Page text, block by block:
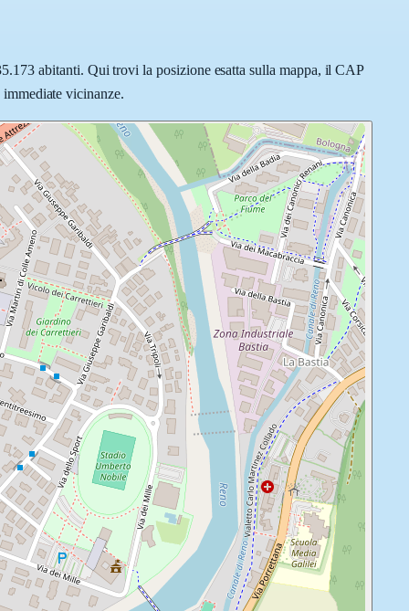
abitanti. Qui trovi la posizione esatta sulla mappa, il CAP
vicinanze.